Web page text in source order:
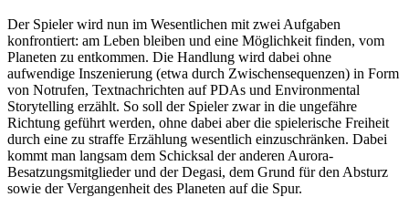
Der Spieler wird nun im Wesentlichen mit zwei Aufgaben
konfrontiert: am Leben bleiben und eine Möglichkeit finden, vom
Planeten zu entkommen. Die Handlung wird dabei ohne
aufwendige Inszenierung (etwa durch Zwischensequenzen) in Form
von Notrufen, Textnachrichten auf PDAs und Environmental
Storytelling erzählt. So soll der Spieler zwar in die ungefähre
Richtung geführt werden, ohne dabei aber die spielerische Freiheit
durch eine zu straffe Erzählung wesentlich einzuschränken. Dabei
kommt man langsam dem Schicksal der anderen Aurora-
Besatzungsmitglieder und der Degasi, dem Grund für den Absturz
sowie der Vergangenheit des Planeten auf die Spur.